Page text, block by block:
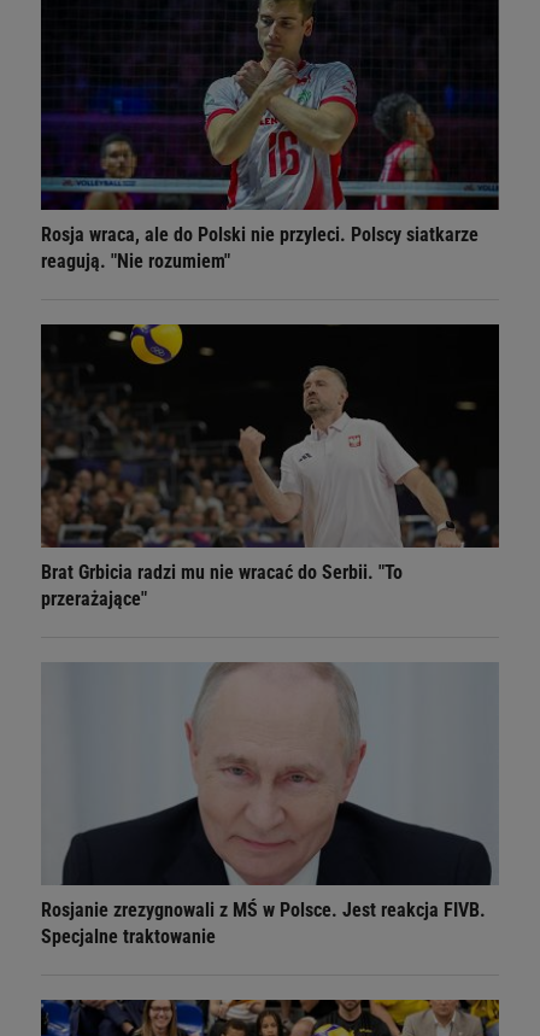
Rosja wraca, ale do Polski nie przyleci. Polscy siatkarze
reagują. "Nie rozumiem"
Brat Grbicia radzi mu nie wracać do Serbii. "To
przerażające"
Rosjanie zrezygnowali z MŚ w Polsce. Jest reakcja FIVB.
Specjalne traktowanie